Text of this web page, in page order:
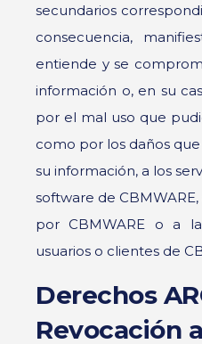
secundarios
consecuencia,
entiende y se
información o, en su
por el mal uso que
como por los daños
su información, a los
software de
por CBMWARE o a
usuarios o clientes de
Derechos
Revocación